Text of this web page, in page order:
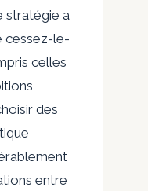
stratégie a
cessez-le-
celles
des
entre